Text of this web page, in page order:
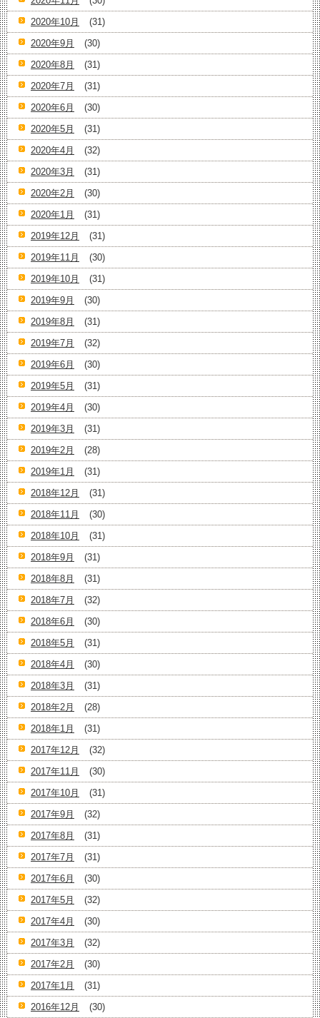
2020年10月
(31)
2020年9月
(30)
2020年8月
(31)
2020年7月
(31)
2020年6月
(30)
2020年5月
(31)
2020年4月
(32)
2020年3月
(31)
2020年2月
(30)
2020年1月
(31)
2019年12月
(31)
2019年11月
(30)
2019年10月
(31)
2019年9月
(30)
2019年8月
(31)
2019年7月
(32)
2019年6月
(30)
2019年5月
(31)
2019年4月
(30)
2019年3月
(31)
2019年2月
(28)
2019年1月
(31)
2018年12月
(31)
2018年11月
(30)
2018年10月
(31)
2018年9月
(31)
2018年8月
(31)
2018年7月
(32)
2018年6月
(30)
2018年5月
(31)
2018年4月
(30)
2018年3月
(31)
2018年2月
(28)
2018年1月
(31)
2017年12月
(32)
2017年11月
(30)
2017年10月
(31)
2017年9月
(32)
2017年8月
(31)
2017年7月
(31)
2017年6月
(30)
2017年5月
(32)
2017年4月
(30)
2017年3月
(32)
2017年2月
(30)
2017年1月
(31)
2016年12月
(30)